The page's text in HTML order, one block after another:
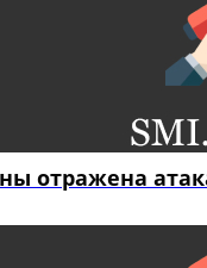
отражена